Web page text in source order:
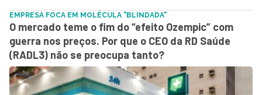
EMPRESA FOCA EM MOLÉCULA "BLINDADA"
O mercado teme o fim do “efeito Ozempic” com
guerra nos preços. Por que o CEO da RD Saúde
(RADL3) não se preocupa tanto?